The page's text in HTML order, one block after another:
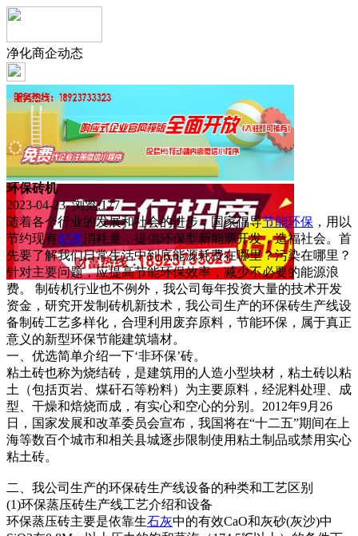
净化商企动态
环保砖机
2023-04-23 浏览:177
随着各个行业的发展和社会的进步，国家倡导节能环保 ，用以
节约现有能源消耗量，提倡环保型新能源开发，造福社会。首
先要了解我们日常生活中到底能源耗费在哪里？污染在哪里？
针对主要问题，应提高节能环保效率，减少不必要的能源浪
费。 制砖机行业也不例外，我公司每年投资大量的技术开发
资金，研究开发制砖机新技术，我公司生产的环保砖生产线设
备制砖工艺多样化，合理利用废弃原料，节能环保，属于真正
意义的新型环保节能建筑墙材。
一、优选简单介绍一下‘非环保’砖。
粘土砖也称为烧结砖，是建筑用的人造小型块材，粘土砖以粘
土（包括页岩、煤矸石等粉料）为主要原料，经泥料处理、成
型、干燥和焙烧而成，有实心和空心的分别。2012年9月26
日，国家发展和改革委员会宣布，我国将在“十二五”期间在上
海等数百个城市和相关县城逐步限制使用粘土制品或禁用实心
粘土砖。
二、我公司生产的环保砖生产线设备的种类和工艺区别
(1)环保蒸压砖生产线工艺介绍和设备
环保蒸压砖主要是依靠生石灰中的有效CaO和灰砂(灰沙)中